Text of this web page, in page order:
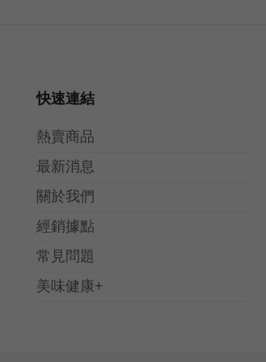
快速連結
熱賣商品
最新消息
關於我們
經銷據點
常見問題
美味健康+